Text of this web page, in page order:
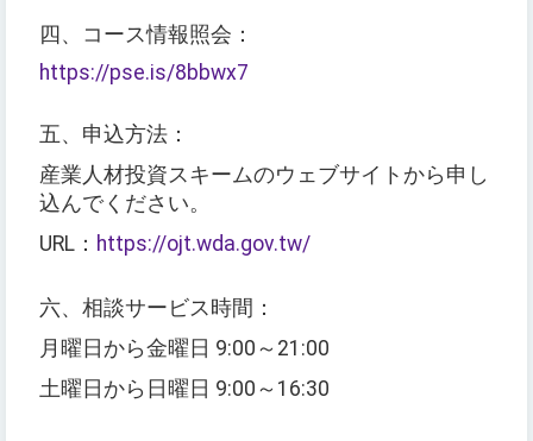
四、コース情報照会：
https://pse.is/8bbwx7
五、申込方法：
産業人材投資スキームのウェブサイトから申し
込んでください。
URL： https://ojt.wda.gov.tw/
六、相談サービス時間：
月曜日から金曜日 9:00～21:00
土曜日から日曜日 9:00～16:30